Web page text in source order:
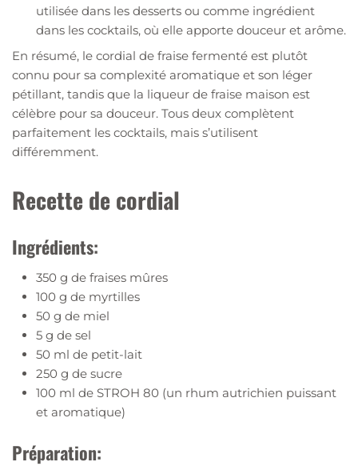
utilisée dans les desserts ou comme ingrédient
dans les cocktails, où elle apporte douceur et arôme.
En résumé, le cordial de fraise fermenté est plutôt
connu pour sa complexité aromatique et son léger
pétillant, tandis que la liqueur de fraise maison est
célèbre pour sa douceur. Tous deux complètent
parfaitement les cocktails, mais s’utilisent
différemment.
Recette de cordial
Ingrédients:
350 g de fraises mûres
100 g de myrtilles
50 g de miel
5 g de sel
50 ml de petit-lait
250 g de sucre
100 ml de STROH 80 (un rhum autrichien puissant
et aromatique)
Préparation: